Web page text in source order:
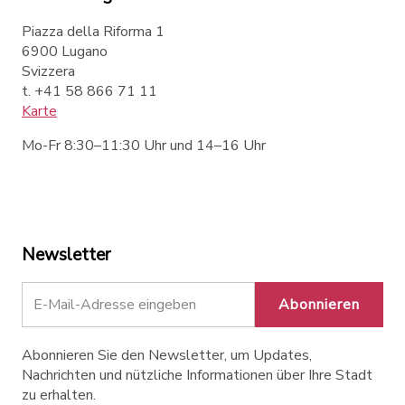
Piazza della Riforma 1
6900 Lugano
Svizzera
t. +41 58 866 71 11
Karte
Mo-Fr 8:30–11:30 Uhr und 14–16 Uhr
Newsletter
Abonnieren
Abonnieren Sie den Newsletter, um Updates,
Nachrichten und nützliche Informationen über Ihre Stadt
zu erhalten.